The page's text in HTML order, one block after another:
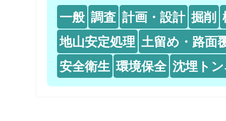
一般 調査 計画・設計 掘削
地山安定処理 土留め・路面
安全衛生 環境保全 沈埋ト